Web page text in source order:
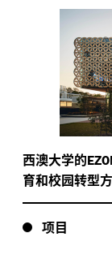
西澳大学的
育和校园转型
项目